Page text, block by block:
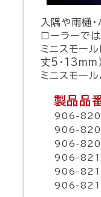
入隅や雨樋
ローラーで
ミニスモー
丈5・13mm）
ミニスモー
製品品
906-
906-
906-
906-
906-
906-